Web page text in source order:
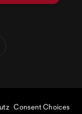
Consent Choices